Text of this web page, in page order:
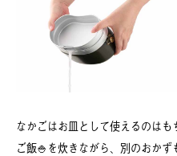
なかごはお皿として使えるのはも
ご飯🍚を炊きながら、別のおか